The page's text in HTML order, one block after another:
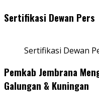
Sertifikasi Dewan Pers
Sertifikasi Dewan
Pemkab Jembrana
Galungan & Kuningan